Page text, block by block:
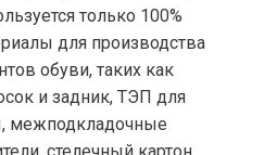
только 100%
для производства
обуви, таких как
и задник, ТЭП для
межподкладочные